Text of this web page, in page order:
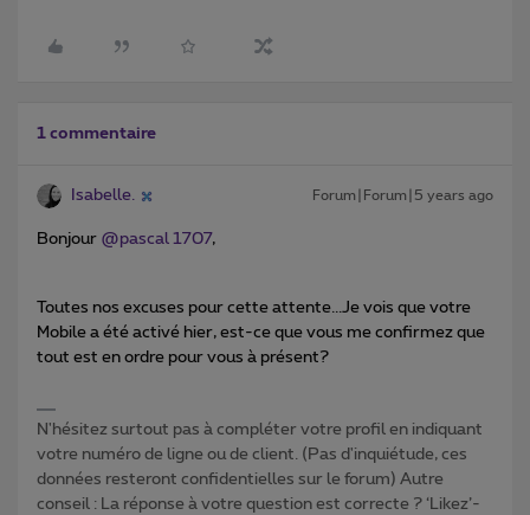
1 commentaire
Isabelle. Forum|Forum|5 years ago
Bonjour @pascal 1707,
Toutes nos excuses pour cette attente...Je vois que votre
Mobile a été activé hier, est-ce que vous me confirmez que
tout est en ordre pour vous à présent?
N'hésitez surtout pas à compléter votre profil en indiquant
votre numéro de ligne ou de client. (Pas d'inquiétude, ces
données resteront confidentielles sur le forum) Autre
conseil : La réponse à votre question est correcte ? ‘Likez’-